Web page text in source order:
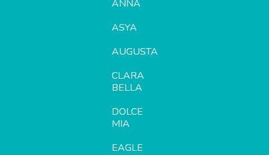
ANNA
ASYA
AUGUSTA
CLARA
BELLA
DOLCE
MIA
EAGLE